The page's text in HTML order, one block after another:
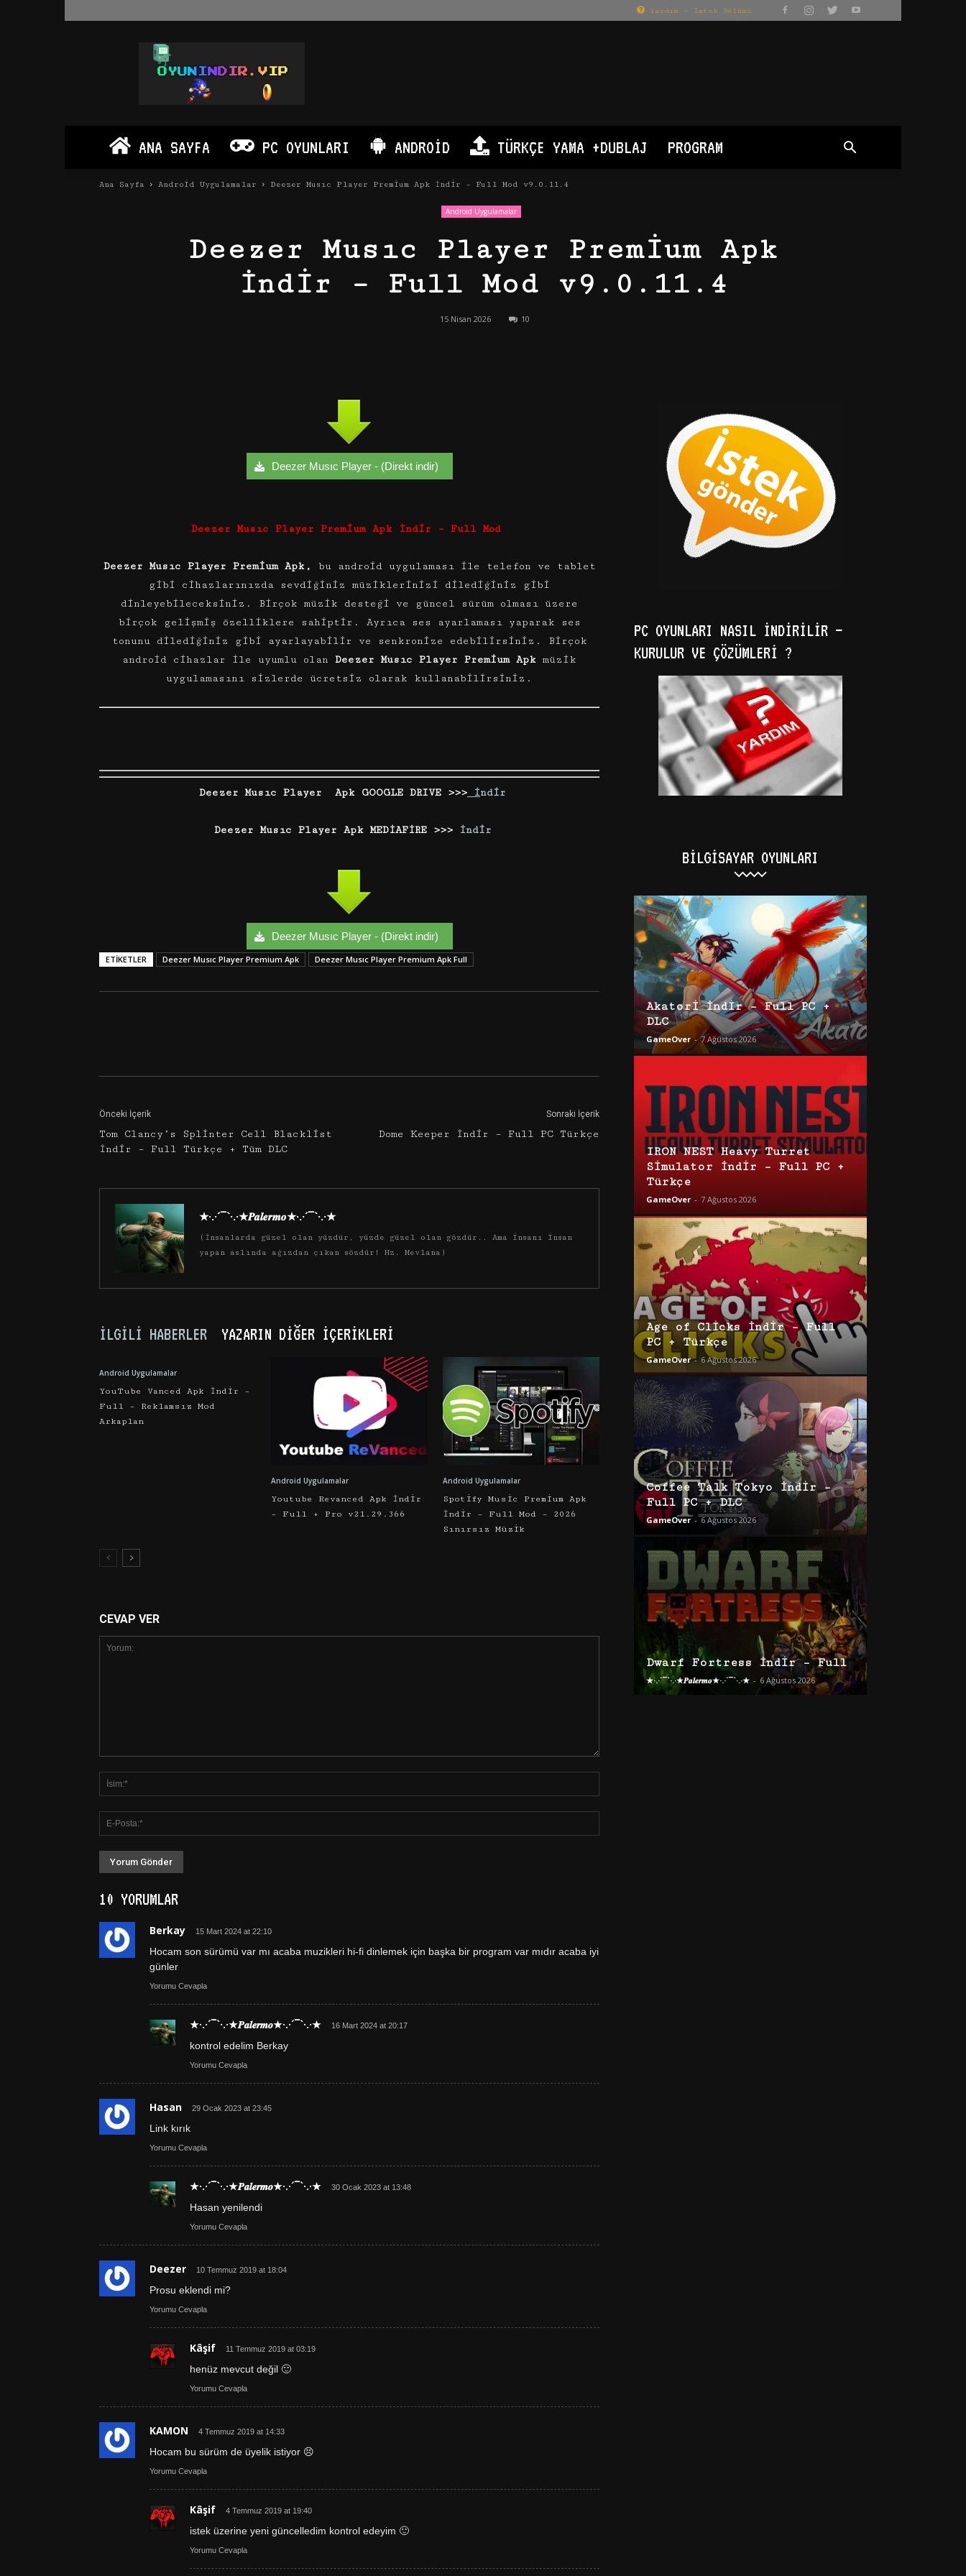
Yardım – İstek Bölümü
Oyun
İndir
PC
Android
ANA SAYFA PC OYUNLARI ANDROID TÜRKÇE YAMA +DUBLAJ PROGRAM
Ana Sayfa Android Uygulamalar Deezer Musıc Player Premium Apk İndir – Full Mod v9.0.11.4
Android Uygulamalar
Deezer Musıc Player Premium Apk
İndir – Full Mod v9.0.11.4
15 Nisan 2026 10
Deezer Musıc Player - (Direkt indir)
Deezer Musıc Player Premium Apk İndir – Full Mod
Deezer Musıc Player Premium Apk, bu android uygulaması ile telefon ve tablet
gibi cihazlarınızda sevdiğiniz müziklerinizi dilediğiniz gibi
dinleyebileceksiniz. Birçok müzik desteği ve güncel sürüm olması üzere
birçok gelişmiş özelliklere sahiptir. Ayrıca ses ayarlaması yaparak ses
tonunu dilediğiniz gibi ayarlayabilir ve senkronize edebilirsiniz. Birçok
android cihazlar ile uyumlu olan Deezer Musıc Player Premium Apk müzik
uygulamasını sizlerde ücretsiz olarak kullanabilirsiniz.
Deezer Musıc Player Apk GOOGLE DRIVE >>> İndir
Deezer Musıc Player Apk MEDİAFİRE >>>İndir
Deezer Musıc Player - (Direkt indir)
ETIKETLER Deezer Musıc Player Premium Apk Deezer Musıc Player Premium Apk Full
Önceki İçerik
Tom Clancy’s Splinter Cell Blacklist
İndir – Full Türkçe + Tüm DLC
Sonraki İçerik
Dome Keeper İndir – Full PC Türkçe
★·.·´¯`·.·★𝑷𝒂𝒍𝒆𝒓𝒎𝒐★·.·´¯`·.·★
(İnsanlarda güzel olan yüzdür, yüzde güzel olan gözdür.. Ama insanı insan
yapan aslında ağızdan çıkan sözdür! Hz. Mevlana)
İLGILI HABERLER YAZARIN DIĞER İÇERIKLERI
Android Uygulamalar
YouTube Vanced Apk İndir –
Full – Reklamsız Mod
Arkaplan
Android Uygulamalar
Youtube Revanced Apk İndir
– Full + Pro v21.29.366
Android Uygulamalar
Spotify Music Premium Apk
İndir – Full Mod – 2026
Sınırsız Müzik
CEVAP VER
10 YORUMLAR
Berkay 15 Mart 2024 at 22:10
Hocam son sürümü var mı acaba muzikleri hi-fi dinlemek için başka bir program var mıdır acaba iyi
günler
Yorumu Cevapla
★·.·´¯`·.·★𝑷𝒂𝒍𝒆𝒓𝒎𝒐★·.·´¯`·.·★ 16 Mart 2024 at 20:17
kontrol edelim Berkay
Yorumu Cevapla
Hasan 29 Ocak 2023 at 23:45
Link kırık
Yorumu Cevapla
★·.·´¯`·.·★𝑷𝒂𝒍𝒆𝒓𝒎𝒐★·.·´¯`·.·★ 30 Ocak 2023 at 13:48
Hasan yenilendi
Yorumu Cevapla
Deezer 10 Temmuz 2019 at 18:04
Prosu eklendi mi?
Yorumu Cevapla
Kâşif 11 Temmuz 2019 at 03:19
henüz mevcut değil 🙂
Yorumu Cevapla
KAMON 4 Temmuz 2019 at 14:33
Hocam bu sürüm de üyelik istiyor 😣
Yorumu Cevapla
Kâşif 4 Temmuz 2019 at 19:40
istek üzerine yeni güncelledim kontrol edeyim 🙂
Yorumu Cevapla
PC OYUNLARI NASIL İNDIRILIR –
KURULUR VE ÇÖZÜMLERI ?
BILGISAYAR OYUNLARI
Akatori İndir – Full PC +
DLC
GameOver - 7 Ağustos 2026
IRON NEST Heavy Turret
Simulator İndir – Full PC +
Türkçe
GameOver - 7 Ağustos 2026
Age of Clicks İndir – Full
PC + Türkçe
GameOver - 6 Ağustos 2026
Coffee Talk Tokyo İndir –
Full PC + DLC
GameOver - 6 Ağustos 2026
Dwarf Fortress İndir – Full
★·.·´¯`·.·★𝑷𝒂𝒍𝒆𝒓𝒎𝒐★·.·´¯`·.·★ - 6 Ağustos 2026